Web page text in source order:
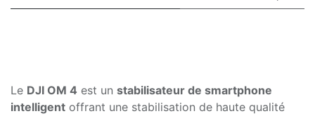
Le DJI OM 4 est un stabilisateur de smartphone
intelligent offrant une stabilisation de haute qualité